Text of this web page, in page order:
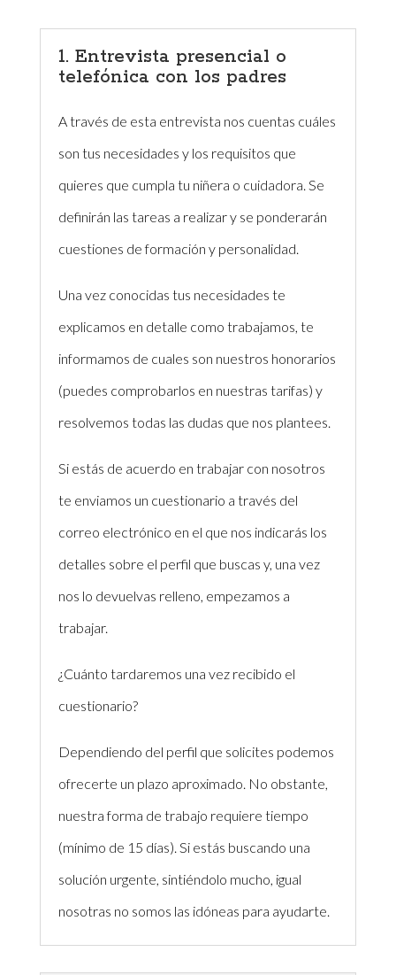
1. Entrevista presencial o
telefónica con los padres
A través de esta entrevista nos cuentas cuáles
son tus necesidades y los requisitos que
quieres que cumpla tu niñera o cuidadora. Se
definirán las tareas a realizar y se ponderarán
cuestiones de formación y personalidad.
Una vez conocidas tus necesidades te
explicamos en detalle como trabajamos, te
informamos de cuales son nuestros honorarios
(puedes comprobarlos en nuestras tarifas) y
resolvemos todas las dudas que nos plantees.
Si estás de acuerdo en trabajar con nosotros
te enviamos un cuestionario a través del
correo electrónico en el que nos indicarás los
detalles sobre el perfil que buscas y, una vez
nos lo devuelvas relleno, empezamos a
trabajar.
¿Cuánto tardaremos una vez recibido el
cuestionario?
Dependiendo del perfil que solicites podemos
ofrecerte un plazo aproximado. No obstante,
nuestra forma de trabajo requiere tiempo
(mínimo de 15 días). Si estás buscando una
solución urgente, sintiéndolo mucho, igual
nosotras no somos las idóneas para ayudarte.